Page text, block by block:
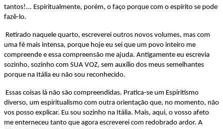
tantos!... Espiritualmente, porém, o faço porque com o espírito se pode
fazê-lo.
Retirado naquele quarto, escreverei outros novos volumes, mas com
uma fé mais intensa, porque hoje eu sei que um povo inteiro me
compreende e essa compreensão me ajuda. Antigamente eu escrevia
sozinho, sozinho com SUA VOZ, sem auxílio dos meus semelhantes
porque na Itália eu não sou reconhecido.
Essas coisas lá não são compreendidas. Pratica-se um Espiritismo
diverso, um espiritualismo com outra orientação que, no momento, não
vos posso explicar. Eu sou sozinho na Itália. Mais, aqui, o vosso afeto
me enterneceu tanto que agora escreverei com redobrado ardor. A